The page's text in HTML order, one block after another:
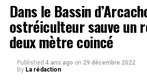
Dans le Bassin
ostréiculteur sauve un
deux mètre coincé
Published 4 ans ago on 29 décembre 2022
By La rédaction